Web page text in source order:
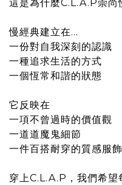
這是為什麼C.L.A.P崇尚
慢經典建立在…
一份對自我深刻的認識
一種追求生活的方式
一個恆常和諧的狀態
它反映在
一項不曾過時的價值觀
一道道魔鬼細節
一件百搭耐穿的質感服飾
穿上C.L.A.P，我們希望